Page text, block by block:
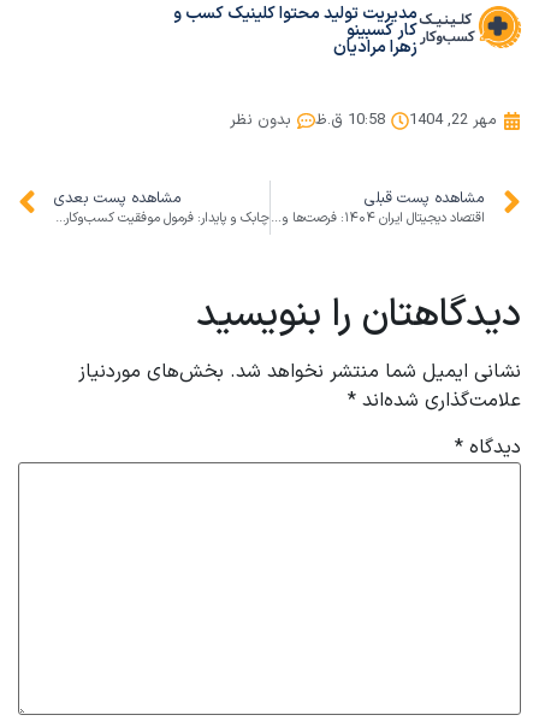
مدیریت تولید محتوا کلینیک کسب و
کار کسبینو
زهرا مرادیان
مهر 22, 1404 10:58 ق.ظ بدون نظر
مشاهده پست قبلی
اقتصاد دیجیتال ایران ۱۴۰۴: فرصت‌ها و چالش‌های رشد استارتاپ‌ها در خاورمیانه
مشاهده پست بعدی
چابک و پایدار: فرمول موفقیت کسب‌وکارها در دنیای پرشتاب امروز
دیدگاهتان را بنویسید
نشانی ایمیل شما منتشر نخواهد شد. بخش‌های موردنیاز
علامت‌گذاری شده‌اند *
دیدگاه *